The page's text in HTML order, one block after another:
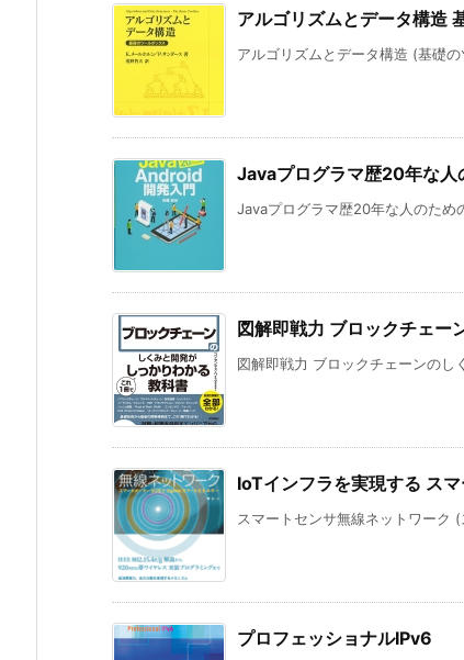
アルゴリズムとデータ構造
アルゴリズムとデータ構造 (基礎
Javaプログラマ歴20年な
Javaプログラマ歴20年な人のた
図解即戦力 ブロックチェー
図解即戦力 ブロックチェーンのし
IoTインフラを実現する ス
スマートセンサ無線ネットワーク
プロフェッショナルIPv6